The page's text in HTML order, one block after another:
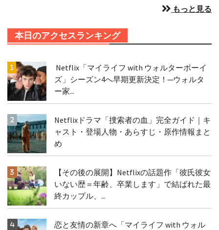
もっと見る
本日のアクセスランキング
Netflix「マイライフ with ウォルターボーイ
ズ」シーズン4へ早期更新決定！─ウォルタ
ー家...
Netflixドラマ「捜索者の血」完全ガイド｜キ
ャスト・登場人物・あらすじ・原作情報まと
め
【その後の展開】Netflixの話題作「彼氏彼女
いない歴＝年齢、卒業します」で結ばれた最
終カップル、...
恋と友情の新章へ「マイライフ with ウォル